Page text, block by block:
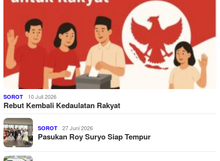
SOROT 10 Juli 2026
Rebut Kembali Kedaulatan Rakyat
SOROT 27 Juni 2026
Pasukan Roy Suryo Siap Tempur